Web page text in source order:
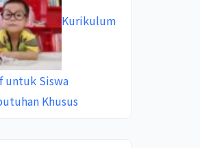
Kurikulum
untuk Siswa
Khusus